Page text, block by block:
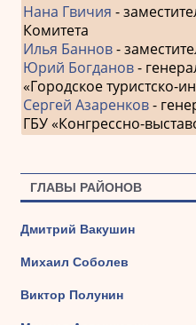
Нана Гвичия -
Комитета
Илья Баннов-
Юрий Богданов-
«Городское
Сергей Азаренков-
ГБУ «Конгрессно-
ГЛАВЫ РАЙОНОВ
Дмитрий Вакушин
Михаил Соболев
Виктор Полунин